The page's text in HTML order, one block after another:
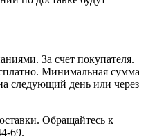
За счет покупателя.
Минимальная сумма
следующий день или через
Обращайтесь к
69.